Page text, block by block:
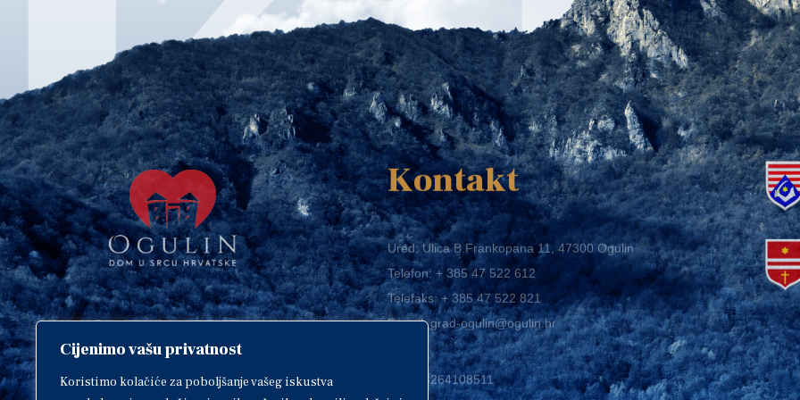
Cijenimo vašu privatnost
Koristimo kolačiće za poboljšanje vašeg iskustva
Copyright © 2018. Grad Ogulin,
sva prava pridržana.
Kontakt
Ured: Ulica B.Frankopana 11, 47300 Ogulin
Telefon:+ 385 47 522 612
Telefaks:+ 385 47 522 821
E-mail:grad-ogulin@ogulin.hr
OIB: 58264108511
IBAN: HR1424020061829700009